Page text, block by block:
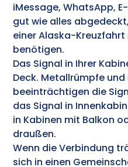
iMessage, WhatsApp,
gut wie alles
einer Alaska-Kreuzfahrt
benötigen.
Das Signal in Ihrer
Deck. Metallrümpfe
beeinträchtigen die
das Signal in
in Kabinen mit Balkon
draußen.
Wenn die Verbindung
sich in einen